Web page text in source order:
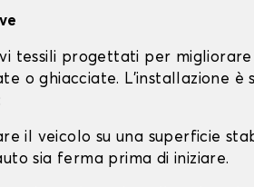
tessili progettati per
o ghiacciate. L'installazione è
il veicolo su una superficie
sia ferma prima di iniziare.